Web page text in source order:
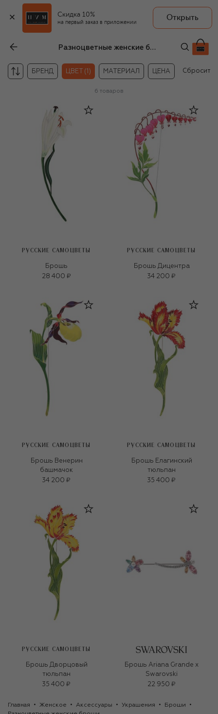
Скидка 10%
на первый заказ в приложении
Открыть
Разноцветные женские броши
БРЕНД ЦВЕТ (1) МАТЕРИАЛ ЦЕНА Сбросить
6 товаров
РУССКИЕ САМОЦВЕТЫ
Брошь
28 400 ₽
РУССКИЕ САМОЦВЕТЫ
Брошь Дицентра
34 200 ₽
РУССКИЕ САМОЦВЕТЫ
Брошь Венерин
башмачок
34 200 ₽
РУССКИЕ САМОЦВЕТЫ
Брошь Елагинский
тюльпан
35 400 ₽
РУССКИЕ САМОЦВЕТЫ
Брошь Дворцовый
тюльпан
35 400 ₽
Брошь Ariana Grande x
Swarovski
22 950 ₽
Главная Женское Аксессуары Украшения
Броши